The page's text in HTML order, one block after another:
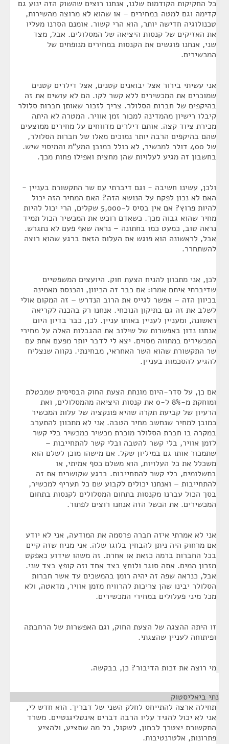
כל החקיקות הקודמות שלנו, אנחנו רוצים שהשוק הזה ינוע גם
קדימה וגם למטה במחירים – או שהוא לא מרוצה מהשירות,
טכנולוגיה חדישה יותר, הוא הרי קשור. אומנם הסרנו מעליו
את האזיקים של קנסות היציאה של המסלולים. אבל, מצד
שני, אנחנו פוגשים את הקנסות במחירים מנופחים של
המכשירים.
אני עשיתי בירור אצל יבואנים קטנים, אצל דילרים קטנים
שמוכרים את המכשירים ללא קשר לקו. הם לא עושים את זה
בהיקפים של חברות הסלולר. צריך לזכור שאותן חברות סלולר
קיבלו רישיון מהמדינה למכור זמן אוויר. המטרה לא היתה
מכירת ציוד קצה. אותם דילרים מדווחים על מחירים ממוצעים
שהם בהיקפים הרבה יותר נמוכים מאלו של חברות הסלולר,
של 400 דולר למכשיר, לא כולל כמובן המע"מ והמיסוי שיש.
בחשבון זה מגיע לעלויות שהן מחצית ואפילו פחות מכך.
ולכן, עשינו חשיבה - וגם דיברתי עם שר התקשורת בעניין -
האם לא נכון לפקח על הנושא הזה? האם המחיר הזה יכול
להיות פרוץ? אם אין בסיס ל-5,000 שקלים, הרי יכול להיות
מחיר שהוא גבוה מכך. כשאדם רוכש את המכשיר הכול תמיד
נראה טוב, כמעט כמו בחתונה – נראה שאף פעם לא נתגרש.
אבל, לראשונה הוא פוגש את העלות הזאת ברגע שהוא רוצה
להשתחרר.
לכן, אני מתכוון להניח הצעת חוק. היועצים המשפטיים
שדיברתי איתם אמרו: אם כבר זה הכיוון, והכנסת מאמינה
בכיוון הזה – אפשר לגייס את הרוב הנדרש – זה המקום אולי
לשלב את זה גם בתיקון הנוכחי. אנחנו רק בהכנה לקריאה
ראשונה, ומעניין לעניין באותו עניין. לכן, כבר בדיון היום
אנחנו נדון באפשרות של שילוב את ההגבלות האלה על מחירי
המכשירים במתווה מסוים. יצא לי לדבר יותר מפעם אחת עם
שר התקשורת שהוא השר האחראי, מבחינתי. נקווה שנצליח
להגיע להסכמות בעניין.
אם כן, על סדר-היום מונחת הצעת החוק הבסיסית שמבטלת
ומוחקת מ-8% ל-0 את קנסות היציאה מהמסלולים, ואת
הרעיון של קביעת תקרה שהיא פונקציה של עלות המכשיר
כמובן למחיר שנחשב מחיר הטבה. אני לא מתכוון להתערב
במקרה בו חברת הסלולר מוכרת מכשיר כמכשיר בלי קשר
לזמן אוויר, בלי קשר להטבה ובלי קשר להתחייבות –
שתמכור אותו גם במיליון שקל. אם מישהו מוכן לשלם הוא
משכלל את כל העלויות, הוא משלם כסף אמיתי, או
בתשלומים, בלי קשר להתחייבות. ברגע שקושרים את זה
להתחייבות – ואנחנו יכולים לקבוע שם כל תעריף למכשיר,
בסך הכול עברנו מקנסות בתחום המסלולים לקנסות בתחום
המכשירים. את הכשל הזה אנחנו רוצים לפתור.
אני לא אמרתי איזה חברה פרסמה את המודעה, אני לא יודע
אם מרחוק היה ניתן להבחין בלוגו שלה. אני מניח שזה קיים
בכל החברות ברמה כזאת או אחרת. זה משהו שידוע כאפקט
מזרון המים. אתה סוגר ולוחץ בצד אחד וזה קופץ בצד שני.
אבל, כנראה שפה זה יהיה רומן בהמשכים עד אשר חברות
הסלולר יבינו שהן צריכות להרוויח מזמן אוויר, מדאטה, ולא
מכל מיני פעלולים במחירי המכשירים.
זו היתה ההצגה של הצעת החוק, וגם האפשרות של הרחבתה
ופיתוחה לעניין שהצגתי.
מי רוצה את זכות הדיבור? כן, בבקשה.
נתי ביאליסטוק
תחילה ארצה להתייחס לחלק השני של דבריך. הוא חדש לי,
אני לא יכול להגיד עליו הרבה דברים אינטליגנטיים. משרד
התקשורת יצטרך לבחון, לשקול, כל מה שתציע, ולהציע
פתרונות, אלטרנטיבות.